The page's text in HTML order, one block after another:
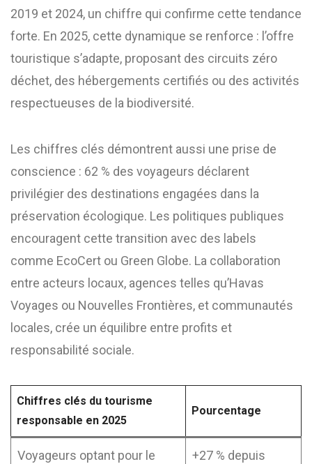
2019 et 2024, un chiffre qui confirme cette tendance
forte. En 2025, cette dynamique se renforce : l’offre
touristique s’adapte, proposant des circuits zéro
déchet, des hébergements certifiés ou des activités
respectueuses de la biodiversité.
Les chiffres clés démontrent aussi une prise de
conscience : 62 % des voyageurs déclarent
privilégier des destinations engagées dans la
préservation écologique. Les politiques publiques
encouragent cette transition avec des labels
comme EcoCert ou Green Globe. La collaboration
entre acteurs locaux, agences telles qu’Havas
Voyages ou Nouvelles Frontières, et communautés
locales, crée un équilibre entre profits et
responsabilité sociale.
Chiffres clés du tourisme
responsable en 2025
Pourcentage
Voyageurs optant pour le
+27 % depuis